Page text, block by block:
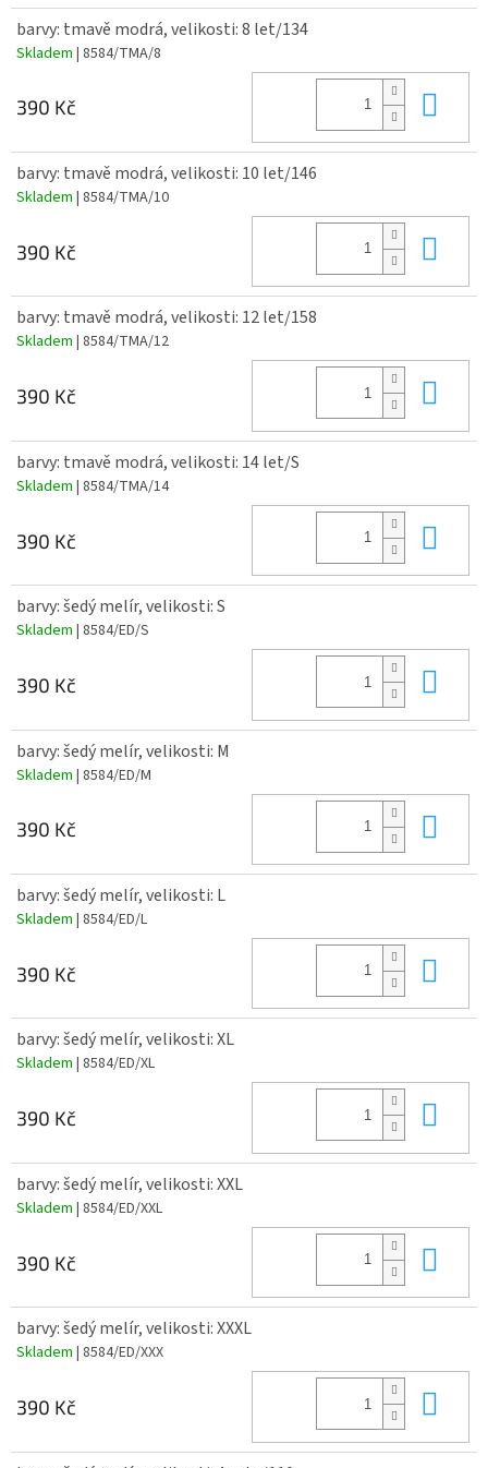
barvy: tmavě modrá, velikosti: 8 let/134
Skladem | 8584/TMA/8
390 Kč
barvy: tmavě modrá, velikosti: 10 let/146
Skladem | 8584/TMA/10
390 Kč
barvy: tmavě modrá, velikosti: 12 let/158
Skladem | 8584/TMA/12
390 Kč
barvy: tmavě modrá, velikosti: 14 let/S
Skladem | 8584/TMA/14
390 Kč
barvy: šedý melír, velikosti: S
Skladem | 8584/ED/S
390 Kč
barvy: šedý melír, velikosti: M
Skladem | 8584/ED/M
390 Kč
barvy: šedý melír, velikosti: L
Skladem | 8584/ED/L
390 Kč
barvy: šedý melír, velikosti: XL
Skladem | 8584/ED/XL
390 Kč
barvy: šedý melír, velikosti: XXL
Skladem | 8584/ED/XXL
390 Kč
barvy: šedý melír, velikosti: XXXL
Skladem | 8584/ED/XXX
390 Kč